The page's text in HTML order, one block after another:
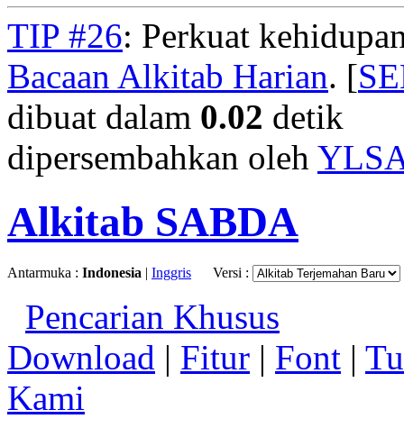
TIP #26: Perkuat
Bacaan Alkitab Harian. [
dibuat dalam 0.02 detik
dipersembahkan oleh
Alkitab SABDA
Antarmuka : Indonesia | Inggris Versi :
Pencarian Khusus
Download | Fitur | Font |
Kami